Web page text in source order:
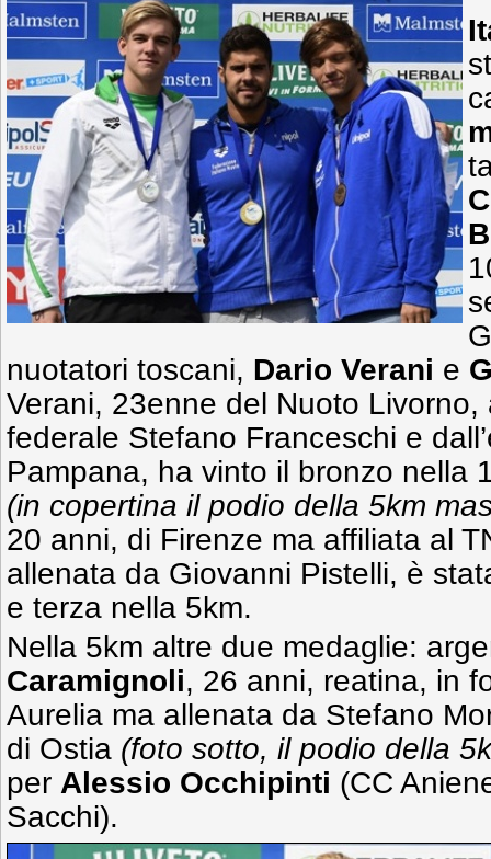
nuotatori toscani, Dario Verani e
Verani, 23enne del Nuoto Livorno,
federale Stefano Franceschi e
Pampana, ha vinto il bronzo nella
(in copertina il podio della 5km
20 anni, di Firenze ma affiliata al
allenata da Giovanni Pistelli, è
e terza nella 5km.
Nella 5km altre due medaglie:
Caramignoli, 26 anni, reatina, in
Aurelia ma allenata da Stefano
di Ostia (foto sotto, il podio della
per Alessio Occhipinti (CC
Sacchi).